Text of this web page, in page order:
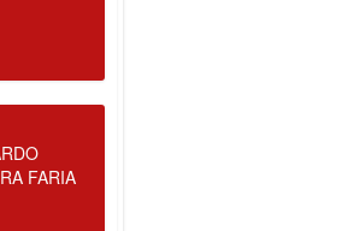
FARIA